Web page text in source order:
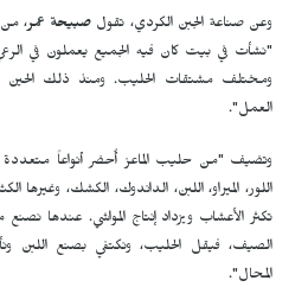
وعن صناعة الجبن الكردي، تقول صبيحة عمر، من
"نشأت في بيت كان فيه الجميع يعملون في
ومختلف مشتقات الحليب. ومنذ ذلك الحين
العمل".
وتضيف "من حليب الماعز أُحضر أنواعاً متعددة
اللور، الميراو، اللبن، الداندوك، الكشك،
تكثر الأعشاب ويزداد إنتاج المواشي. عندها
الصيف، فيقل الحليب، ونكتفي بصنع اللبن
المحال".